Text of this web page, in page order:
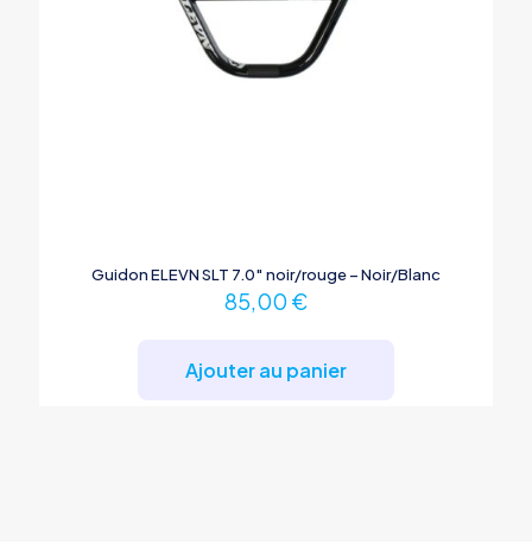
Guidon ELEVN SLT 7.0″ noir/rouge – Noir/Blanc
85,00 €
Ajouter au panier